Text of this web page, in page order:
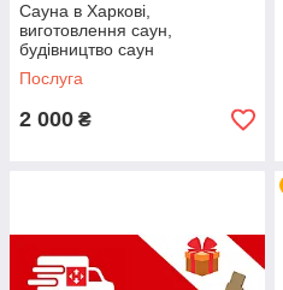
Сауна в Харкові,
виготовлення саун,
будівництво саун
Послуга
2 000 ₴